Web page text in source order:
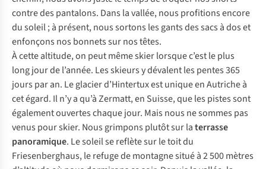
contre des pantalons. Dans la vallée, nous profitions encore
du soleil ; à présent, nous sortons les gants des sacs à dos et
enfonçons nos bonnets sur nos têtes.
À cette altitude, on peut même skier lorsque c’est le plus
long jour de l’année. Les skieurs y dévalent les pentes 365
jours par an. Le glacier d’Hintertux est unique en Autriche à
cet égard. Il n’y a qu’à Zermatt, en Suisse, que les pistes sont
également ouvertes chaque jour. Mais nous ne sommes pas
venus pour skier. Nous grimpons plutôt sur laterrasse
panoramique. Le soleil se reflète sur le toit du
Friesenberghaus, le refuge de montagne situé à 2 500 mètres